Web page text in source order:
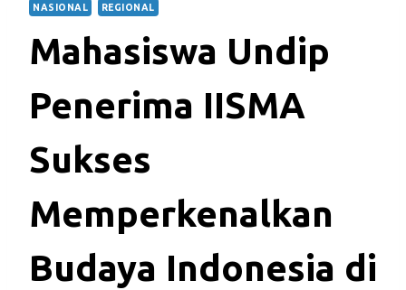
NASIONAL REGIONAL
Mahasiswa Undip
Penerima IISMA
Sukses
Memperkenalkan
Budaya Indonesia di